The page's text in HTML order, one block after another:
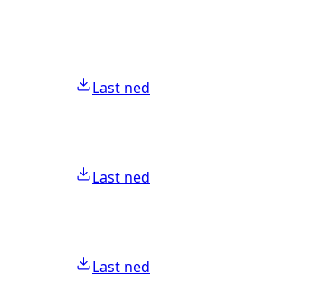
Last ned
Last ned
Last ned